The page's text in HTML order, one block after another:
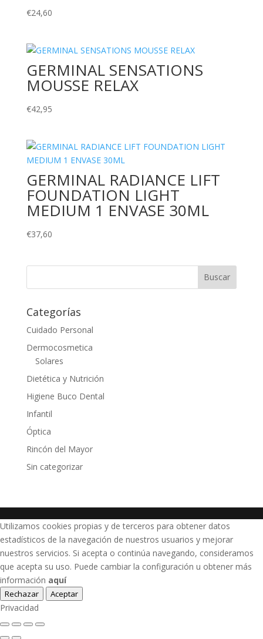
€24,60
GERMINAL SENSATIONS
MOUSSE RELAX
€42,95
GERMINAL RADIANCE LIFT
FOUNDATION LIGHT
MEDIUM 1 ENVASE 30ML
€37,60
Categorías
Cuidado Personal
Dermocosmetica
Solares
Dietética y Nutrición
Higiene Buco Dental
Infantil
Óptica
Rincón del Mayor
Sin categorizar
Utilizamos cookies propias y de terceros para obtener datos
estadísticos de la navegación de nuestros usuarios y mejorar
nuestros servicios. Si acepta o continúa navegando, consideramos
que acepta su uso. Puede cambiar la configuración u obtener más
información aquí
Rechazar Aceptar
Privacidad